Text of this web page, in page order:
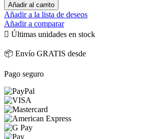
Añadir al carrito
Añadir a la lista de deseos
Añadir a comparar
 Últimas unidades en stock
📦 Envío GRATIS desde
Pago seguro